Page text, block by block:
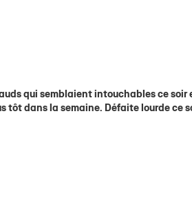
qui semblaient intouchables ce soir
dans la semaine. Défaite lourde ce